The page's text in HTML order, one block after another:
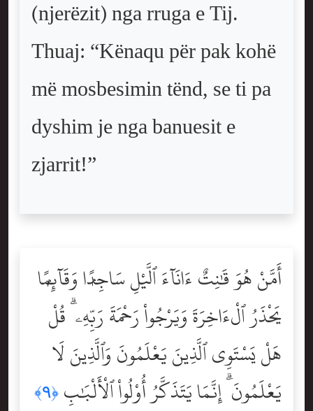
(njerëzit) nga rruga e Tij.
Thuaj: “Kënaqu për pak kohë
më mosbesimin tënd, se ti pa
dyshim je nga banuesit e
zjarrit!”
أَمَّنْ هُوَ قَٰنِتٌ ءَانَآءَ ٱلَّيْلِ سَاجِدًۭا وَقَآئِمًۭا
يَحْذَرُ ٱلْءَاخِرَةَ وَيَرْجُواْ رَحْمَةَ رَبِّهِۦ ۗ قُلْ
هَلْ يَسْتَوِى ٱلَّذِينَ يَعْلَمُونَ وَٱلَّذِينَ لَا
يَعْلَمُونَ ۗ إِنَّمَا يَتَذَكَّرُ أُوْلُواْ ٱلْأَلْبَٰبِ ﴿٩﴾